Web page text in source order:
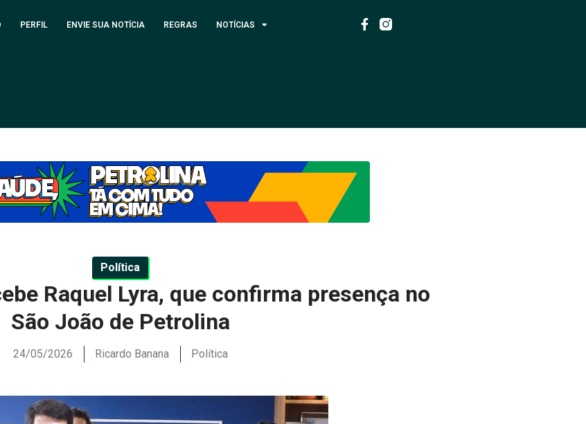
PERFIL ENVIE SUA NOTÍCIA REGRAS NOTÍCIAS
Política
Raquel Lyra, que confirma presença no
São João de Petrolina
24/05/2026 Ricardo Banana Política